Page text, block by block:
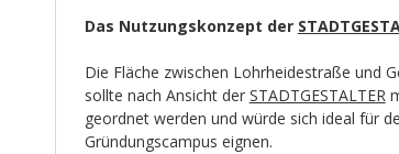
Das Nutzungskonzept der
Die Fläche zwischen Lohrheidestraße und
sollte nach Ansicht der STADTGESTALTER
geordnet werden und würde sich ideal für
Gründungscampus eignen.